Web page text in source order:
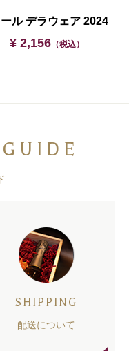
ル デラウェア 2024
¥ 2,156 （税込）
SHIPPING
配送について